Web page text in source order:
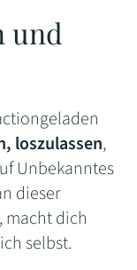
und
loszulassen,
Unbekanntes
dieser
macht dich
selbst.